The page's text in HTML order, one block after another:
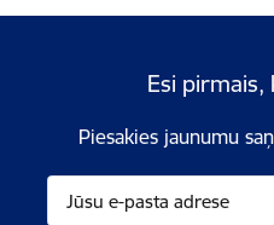
Esi pirmais,
Piesakies jaunumu